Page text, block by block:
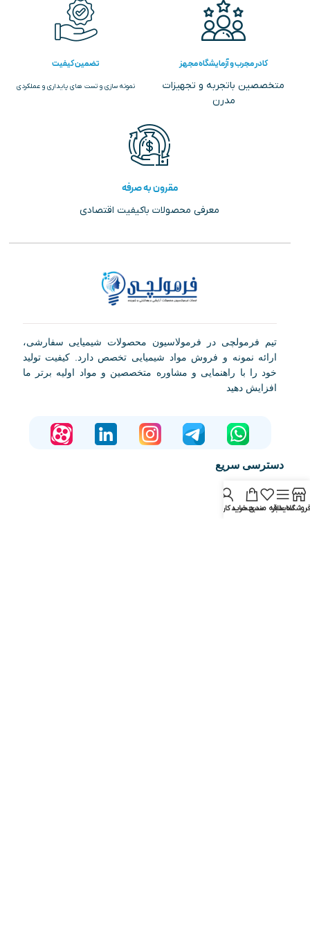
کادر مجرب و آزمایشگاه مجهز
متخصصین باتجربه و تجهیزات
مدرن
تضمین کیفیت
نمونه سازی و تست های پایداری و عملکردی
مقرون به صرفه
معرفی محصولات باکیفیت اقتصادی
تیم فرمولچی در فرمولاسیون محصولات شیمیایی سفارشی،
ارائه نمونه و فروش مواد شیمیایی تخصص دارد. کیفیت تولید
خود را با راهنمایی و مشاوره متخصصین و مواد اولیه برتر ما
افزایش دهید
دسترسی سریع
صفحه اصلی
فروشگاه
فروشگاهسایدبار
علاقه مندیسبد خرید
حساب کاربری من